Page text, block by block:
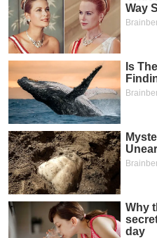
cụ
đầu
tư
Truyền
thông
tài
chính